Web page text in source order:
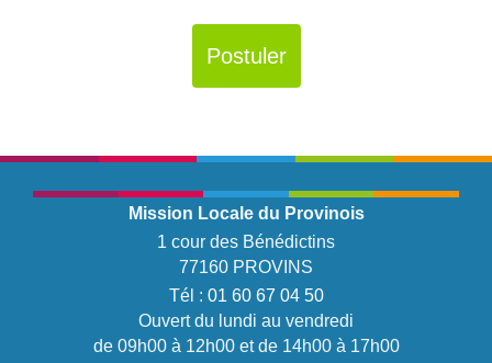
Postuler
Mission Locale du Provinois
1 cour des Bénédictins
77160 PROVINS
Tél : 01 60 67 04 50
Ouvert du lundi au vendredi
de 09h00 à 12h00 et de 14h00 à 17h00